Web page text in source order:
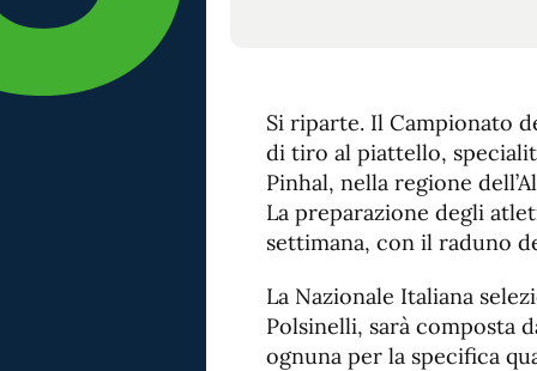
Si riparte. Il Campionato
di tiro al piattello,
Pinhal, nella regione
La preparazione degli
settimana, con il raduno
La Nazionale Italiana
Polsinelli, sarà composta
ognuna per la specifica